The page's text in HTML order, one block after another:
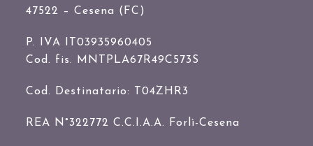
47522 – Cesena (FC)
P. IVA IT03935960405
Cod. fis. MNTPLA67R49C573S
Cod. Destinatario: T04ZHR3
REA N°322772 C.C.I.A.A. Forlì-Cesena